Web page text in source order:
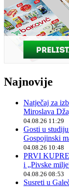
Najnovije
Natječaj za
Miroslava
04.08.26 11:29
Gosti u
Gospojinski
04.08.26 10:48
PRVI
i „Pivske
04.08.26 08:53
Susreti u